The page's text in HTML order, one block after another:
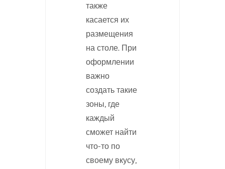
также
касается их
размещения
на столе. При
оформлении
важно
создать такие
зоны, где
каждый
сможет найти
что-то по
своему вкусу,